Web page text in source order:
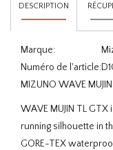
DESCRIPTION
Marque:
Numéro de l'article:
MIZUNO WAVE
WAVE MUJIN TL
running silhouette in
GORE-TEX